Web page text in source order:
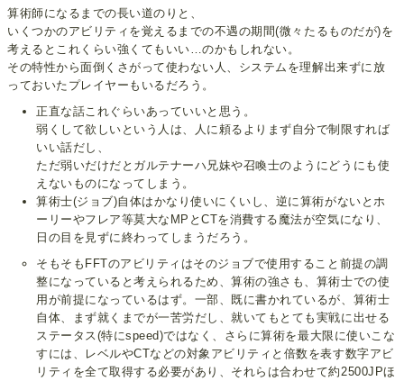
算術師になるまでの長い道のりと、
いくつかのアビリティを覚えるまでの不遇の期間(微々たるものだが)を
考えるとこれくらい強くてもいい…のかもしれない。
その特性から面倒くさがって使わない人、システムを理解出来ずに放
っておいたプレイヤーもいるだろう。
正直な話これぐらいあっていいと思う。
弱くして欲しいという人は、人に頼るよりまず自分で制限すれば
いい話だし、
ただ弱いだけだとガルテナーハ兄妹や召喚士のようにどうにも使
えないものになってしまう。
算術士(ジョブ)自体はかなり使いにくいし、逆に算術がないとホ
ーリーやフレア等莫大なMPとCTを消費する魔法が空気になり、
日の目を見ずに終わってしまうだろう。
そもそもFFTのアビリティはそのジョブで使用すること前提の調
整になっていると考えられるため、算術の強さも、算術士での使
用が前提になっているはず。一部、既に書かれているが、算術士
自体、まず就くまでが一苦労だし、就いてもとても実戦に出せる
ステータス(特にspeed)ではなく、さらに算術を最大限に使いこな
すには、レベルやCTなどの対象アビリティと倍数を表す数字アビ
リティを全て取得する必要があり、それらは合わせて約2500JPほ